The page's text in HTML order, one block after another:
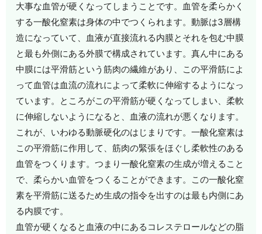
大事な血管が硬くなってしまうことです。血管を柔らかく
する一酸化窒素は身体の中でつくられます。動脈は3層構
造になっていて、血液が直接流れる内膜とそれを包む中膜
と最も外側にある外膜で構成されています。真ん中にある
中膜には平滑筋という筋肉の繊維があり、この平滑筋によ
って血管は血流の流れによって柔軟に伸縮するようになっ
ています。ところがこの平滑筋が硬くなってしまい、柔軟
に伸縮しないようになると、血液の流れが悪くなります。
これが、いわゆる動脈硬化のはじまりです。一酸化窒素は
この平滑筋に作用して、筋肉の緊張をほぐし柔軟性のある
血管をつくります。つまり一酸化窒素の生成が増えること
で、柔らかい血管をつくることができます。この一酸化窒
素を平滑筋に送るため生成の指令を出すのは最も内側にあ
る内膜です。
血管が硬くなると血液の中にあるコレステロールなどの脂